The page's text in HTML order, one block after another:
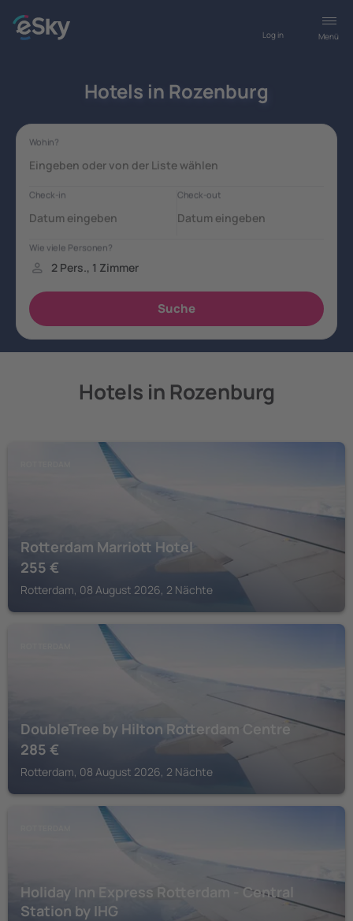
Menü
Log in
Hotels in Rozenburg
Hotels in Rozenburg
Rotterdam Marriott Hotel
255 €
Rotterdam, 08 August 2026, 2 Nächte
DoubleTree by Hilton Rotterdam Centre
285 €
Rotterdam, 08 August 2026, 2 Nächte
Holiday Inn Express Rotterdam - Central
Station by IHG